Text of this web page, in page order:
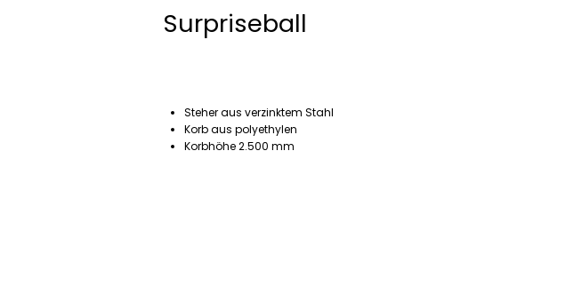
Surpriseball
Steher aus verzinktem Stahl
Korb aus polyethylen
Korbhöhe 2.500 mm